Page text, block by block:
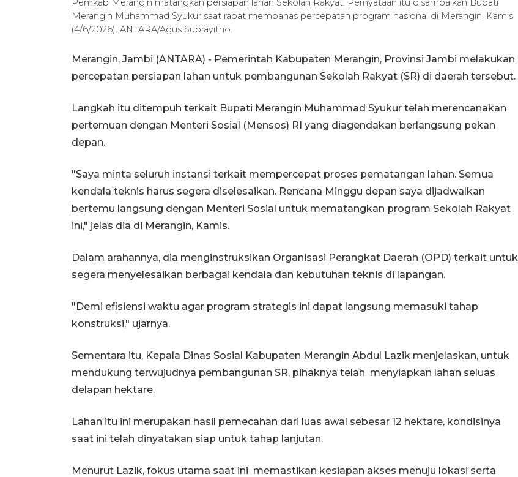
Pemkab Merangin matangkan persiapan lahan Sekolah Rakyat. Pernyataan itu disampaikan Bupati
Merangin Muhammad Syukur saat rapat membahas percepatan program nasional di Merangin, Kamis
(4/6/2026). ANTARA/Agus Suprayitno.
Merangin, Jambi (ANTARA) - Pemerintah Kabupaten Merangin, Provinsi Jambi melakukan
percepatan persiapan lahan untuk pembangunan Sekolah Rakyat (SR) di daerah tersebut.
Langkah itu ditempuh terkait Bupati Merangin Muhammad Syukur telah merencanakan
pertemuan dengan Menteri Sosial (Mensos) RI yang diagendakan berlangsung pekan
depan.
"Saya minta seluruh instansi terkait mempercepat proses pematangan lahan. Semua
kendala teknis harus segera diselesaikan. Rencana Minggu depan saya dijadwalkan
bertemu langsung dengan Menteri Sosial untuk mematangkan program Sekolah Rakyat
ini," jelas dia di Merangin, Kamis.
Dalam arahannya, dia menginstruksikan Organisasi Perangkat Daerah (OPD) terkait untuk
segera menyelesaikan berbagai kendala dan kebutuhan teknis di lapangan.
"Demi efisiensi waktu agar program strategis ini dapat langsung memasuki tahap
konstruksi," ujarnya.
Sementara itu, Kepala Dinas Sosial Kabupaten Merangin Abdul Lazik menjelaskan, untuk
mendukung terwujudnya pembangunan SR, pihaknya telah menyiapkan lahan seluas
delapan hektare.
Lahan itu ini merupakan hasil pemecahan dari luas awal sebesar 12 hektare, kondisinya
saat ini telah dinyatakan siap untuk tahap lanjutan.
Menurut Lazik, fokus utama saat ini memastikan kesiapan akses menuju lokasi serta